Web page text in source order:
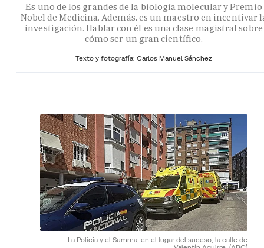
Es uno de los grandes de la biología molecular y Premio
Nobel de Medicina. Además, es un maestro en incentivar
investigación. Hablar con él es una clase magistral sobre
cómo ser un gran científico.
Texto y fotografía: Carlos Manuel Sánchez
La Policía y el Summa, en el lugar del suceso, la calle de